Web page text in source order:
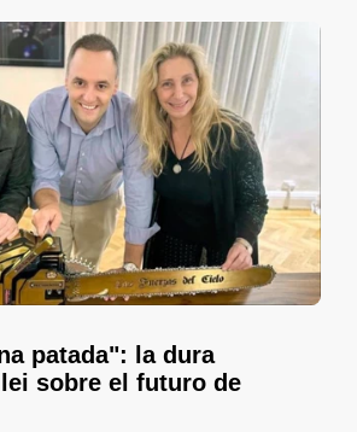
patada": la dura
sobre el futuro de